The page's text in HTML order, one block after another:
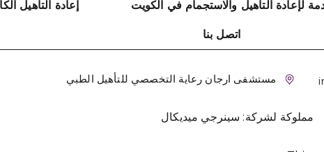
إعادة التأهيل
اتصل بنا
مستشفى ارجان رعاية التخصصي للتأهيل الطبي
مملوكة لشركة: سينرجي ميديكال